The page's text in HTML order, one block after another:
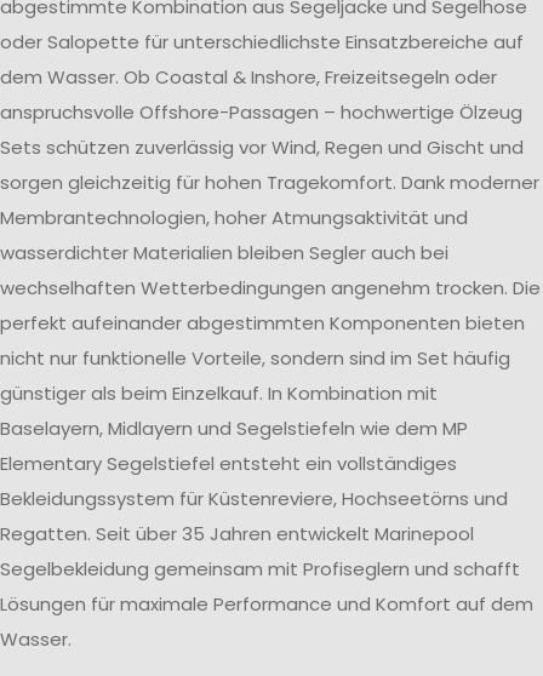
abgestimmte Kombination aus Segeljacke und Segelhose
oder Salopette für unterschiedlichste Einsatzbereiche auf
dem Wasser. Ob Coastal & Inshore, Freizeitsegeln oder
anspruchsvolle Offshore-Passagen – hochwertige Ölzeug
Sets schützen zuverlässig vor Wind, Regen und Gischt und
sorgen gleichzeitig für hohen Tragekomfort. Dank moderner
Membrantechnologien, hoher Atmungsaktivität und
wasserdichter Materialien bleiben Segler auch bei
wechselhaften Wetterbedingungen angenehm trocken. Die
perfekt aufeinander abgestimmten Komponenten bieten
nicht nur funktionelle Vorteile, sondern sind im Set häufig
günstiger als beim Einzelkauf. In Kombination mit
Baselayern, Midlayern und Segelstiefeln wie dem MP
Elementary Segelstiefel entsteht ein vollständiges
Bekleidungssystem für Küstenreviere, Hochseetörns und
Regatten. Seit über 35 Jahren entwickelt Marinepool
Segelbekleidung gemeinsam mit Profiseglern und schafft
Lösungen für maximale Performance und Komfort auf dem
Wasser.